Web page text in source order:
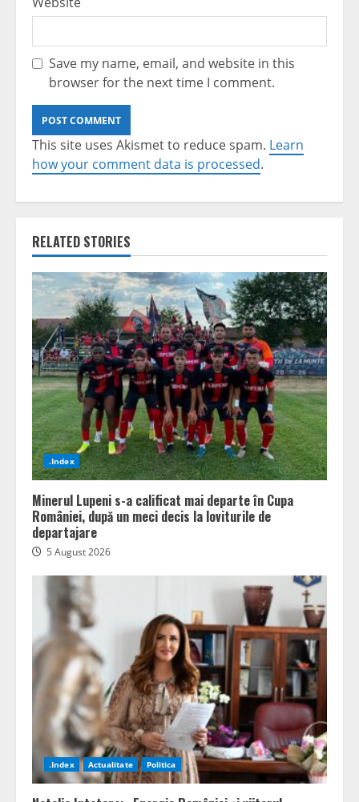
Save my name, email, and website in this
browser for the next time I comment.
This site uses Akismet to reduce spam. Learn
how your comment data is processed.
RELATED STORIES
.Index
Minerul Lupeni s-a calificat mai departe în Cupa
României, după un meci decis la loviturile de
departajare
5 August 2026
.Index Actualitate Politica